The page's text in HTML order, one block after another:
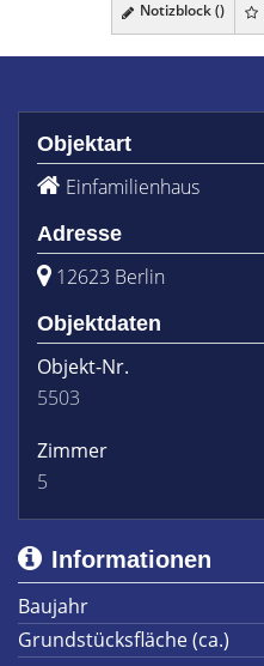
Notizblock ()
Objektart
Einfamilienhaus
Adresse
12623 Berlin
Objektdaten
Objekt-Nr.
5503
Zimmer
5
Informationen
Baujahr
Grundstücksfläche (ca.)